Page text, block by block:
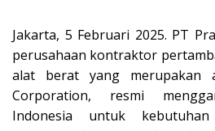
Jakarta, 5 Februari 2025. PT
perusahaan kontraktor
alat berat yang merupakan
Corporation, resmi
Indonesia untuk